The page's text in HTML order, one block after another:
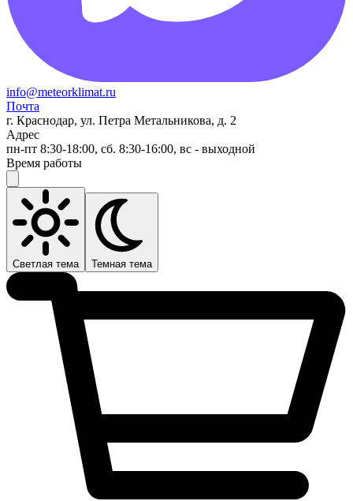
info@meteorklimat.ru
Почта
г. Краснодар, ул. Петра Метальникова, д. 2
Адрес
пн-пт 8:30-18:00, сб. 8:30-16:00, вс - выходной
Время работы
Светлая тема Темная тема